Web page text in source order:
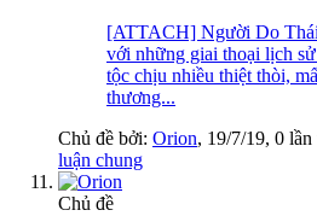
[ATTACH] Người Do
với những giai thoại lịch
tộc chịu nhiều thiệt thòi,
thương...
Chủ đề bởi: Orion, 19/7/19, 0
luận chung
Chủ đề